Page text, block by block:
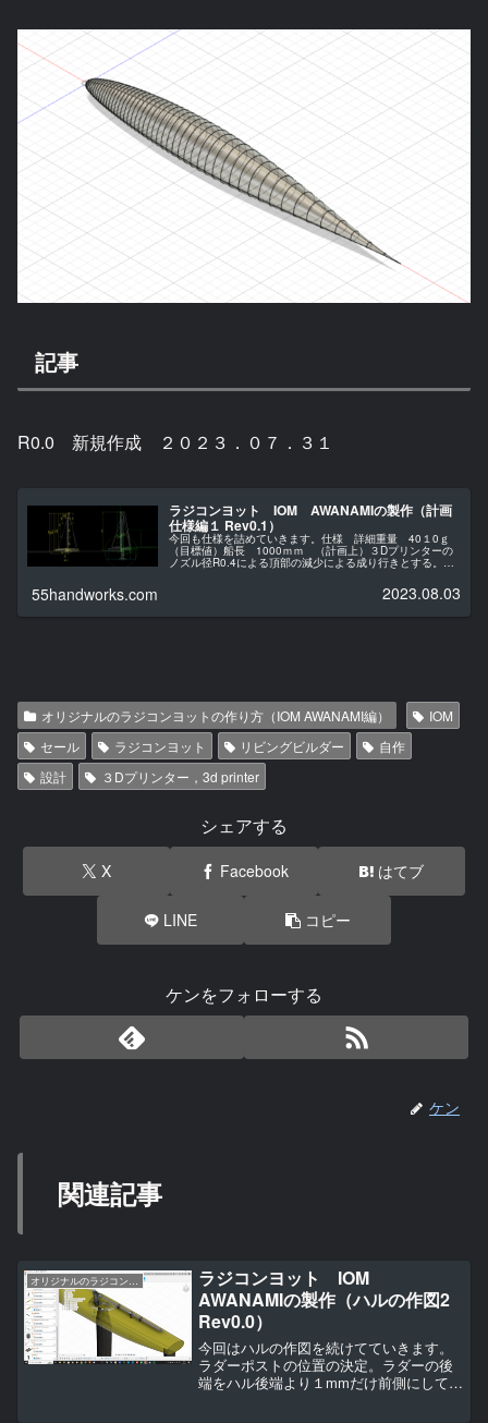
記事
R0.0 新規作成 ２０２３．０７．３１
ラジコンヨット IOM AWANAMIの製作（計画
仕様編１ Rev0.1）
今回も仕様を詰めていきます。仕様 詳細重量 40１0ｇ
（目標値）船長 1000ｍｍ （計画上）３Dプリンターの
ノズル径R0.4による頂部の減少による成り行きとする。最
大ドラフト（キール及びバルブの最大の深さ）は喫水から
55handworks.com 2023.08.03
オリジナルのラジコンヨットの作り方（IOM AWANAMI編）
IOM
セール
ラジコンヨット リビングビルダー
自作
設計
３Dプリンター，3d printer
シェアする
X Facebook はてブ
LINE コピー
ケンをフォローする
ケン
関連記事
オリジナルのラジコンヨットの作り方（IOM AWANAMI編）
ラジコンヨット IOM
AWANAMIの製作（ハルの作図2
Rev0.0）
今回はハルの作図を続けてていきます。
ラダーポストの位置の決定。ラダーの後
端をハル後端より１mmだけ前側にしてハ